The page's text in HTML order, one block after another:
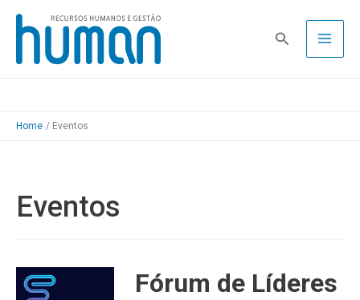
Skip
content
Pesquisa
Home Eventos
Eventos
Fórum de Líderes